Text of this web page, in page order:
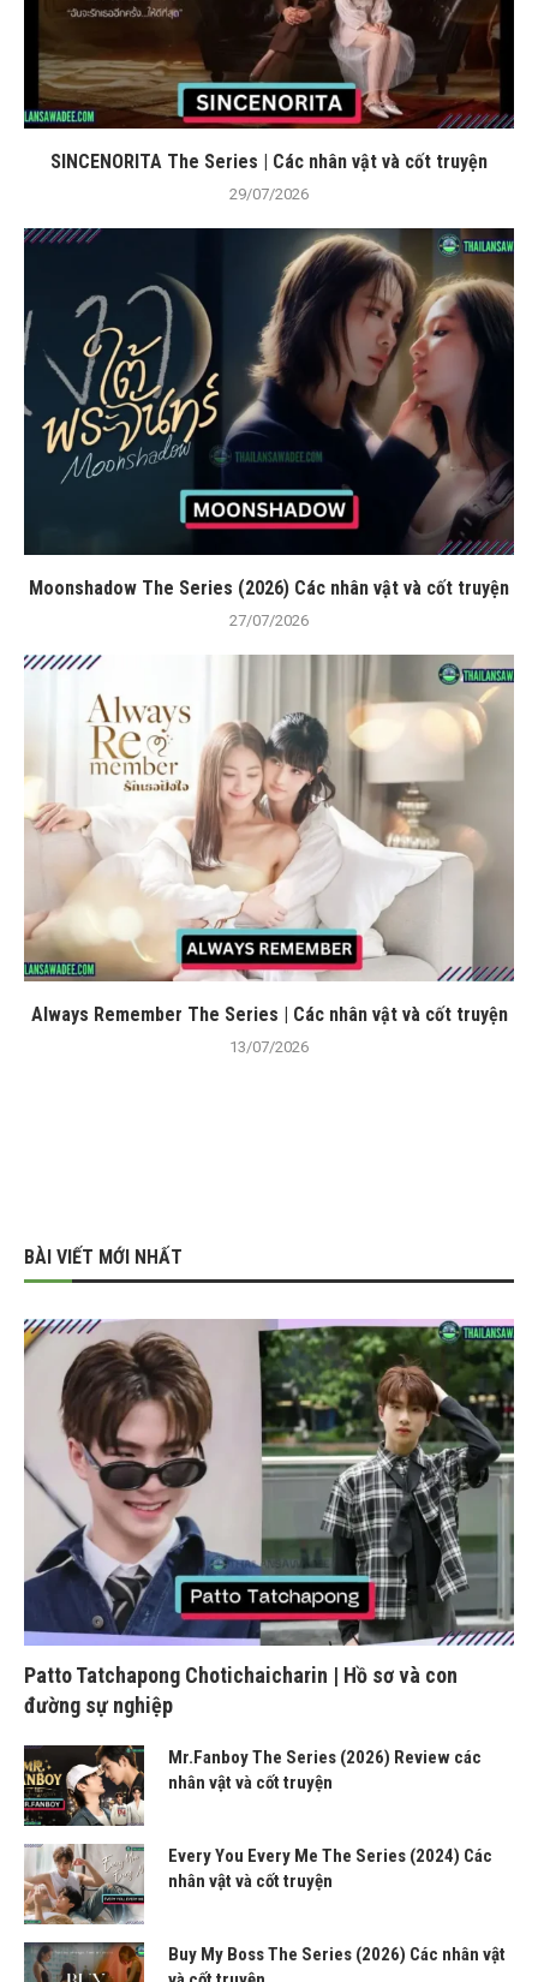
SINCENORITA The Series | Các nhân vật và cốt truyện
29/07/2026
Moonshadow The Series (2026) Các nhân vật và cốt truyện
27/07/2026
Always Remember The Series | Các nhân vật và cốt truyện
13/07/2026
BÀI VIẾT MỚI NHẤT
Patto Tatchapong Chotichaicharin | Hồ sơ và con
đường sự nghiệp
Mr.Fanboy The Series (2026) Review các
nhân vật và cốt truyện
Every You Every Me The Series (2024) Các
nhân vật và cốt truyện
Buy My Boss The Series (2026) Các nhân vật